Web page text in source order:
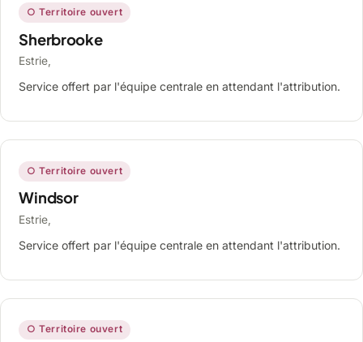
○ Territoire ouvert
Sherbrooke
Estrie,
Service offert par l'équipe centrale en attendant l'attribution.
○ Territoire ouvert
Windsor
Estrie,
Service offert par l'équipe centrale en attendant l'attribution.
○ Territoire ouvert